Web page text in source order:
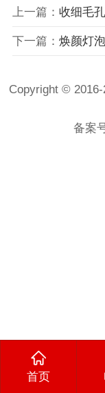
上一篇： 收细毛
下一篇： 焕颜灯
Copyright © 2016-
备案
首页